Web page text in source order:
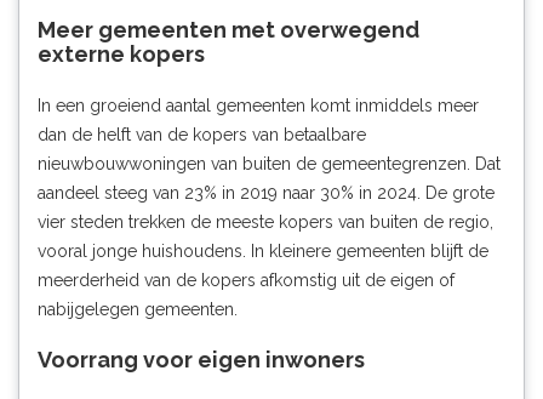
Meer gemeenten met overwegend
externe kopers
In een groeiend aantal gemeenten komt inmiddels meer
dan de helft van de kopers van betaalbare
nieuwbouwwoningen van buiten de gemeentegrenzen. Dat
aandeel steeg van 23% in 2019 naar 30% in 2024. De grote
vier steden trekken de meeste kopers van buiten de regio,
vooral jonge huishoudens. In kleinere gemeenten blijft de
meerderheid van de kopers afkomstig uit de eigen of
nabijgelegen gemeenten.
Voorrang voor eigen inwoners